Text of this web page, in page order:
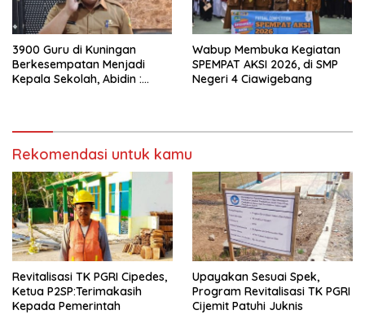
3900 Guru di Kuningan
Berkesempatan Menjadi
Kepala Sekolah, Abidin :
Wabup Membuka Kegiatan
SPEMPAT AKSI 2026, di SMP
Negeri 4 Ciawigebang
Rekomendasi untuk kamu
Revitalisasi TK PGRI Cipedes,
Ketua P2SP:Terimakasih
Kepada Pemerintah
Upayakan Sesuai Spek,
Program Revitalisasi TK PGRI
Cijemit Patuhi Juknis